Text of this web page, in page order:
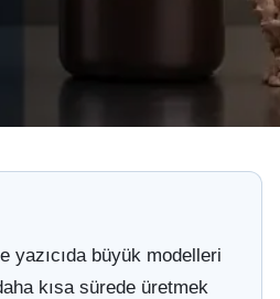
yazıcıda büyük modelleri
kısa sürede üretmek